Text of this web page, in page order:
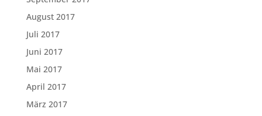
August 2017
Juli 2017
Juni 2017
Mai 2017
April 2017
März 2017